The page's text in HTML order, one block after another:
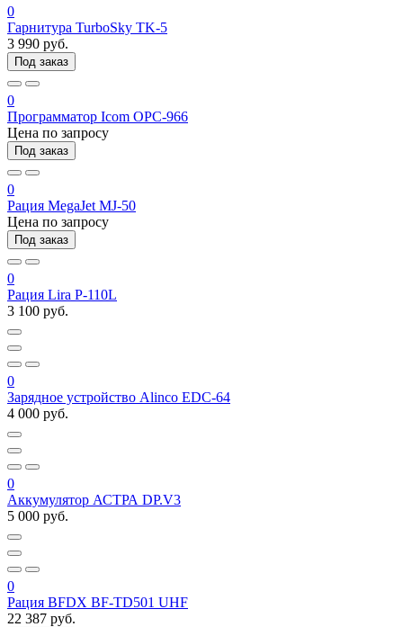
0
Гарнитура TurboSky TK-5
3 990 руб.
Под заказ
0
Программатор Icom OPC-966
Цена по запросу
Под заказ
0
Рация MegaJet MJ-50
Цена по запросу
Под заказ
0
Рация Lira P-110L
3 100 руб.
0
Зарядное устройство Alinco EDC-64
4 000 руб.
0
Аккумулятор АСТРА DP.V3
5 000 руб.
0
Рация BFDX BF-TD501 UHF
22 387 руб.